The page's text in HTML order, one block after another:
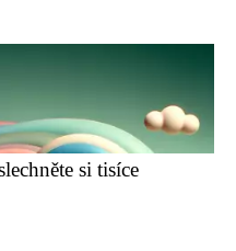
si tisíce